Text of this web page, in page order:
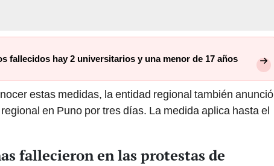
fallecidos hay 2 universitarios y una menor de 17 años
estas medidas, la entidad regional también anunció
en Puno por tres días. La medida aplica hasta el